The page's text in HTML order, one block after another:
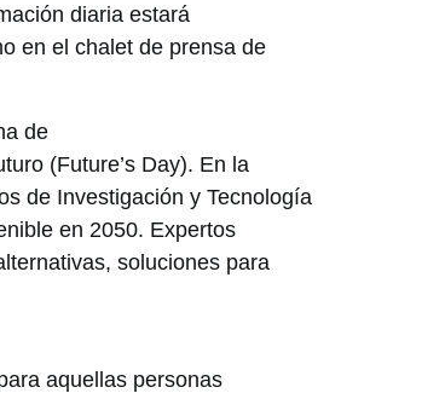
diaria estará
en el chalet de prensa de
de
(Future’s Day). En la
de Investigación y Tecnología
en 2050. Expertos
soluciones para
aquellas personas